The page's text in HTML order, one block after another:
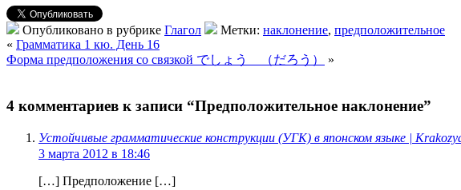
Опубликовано в рубрике Глагол Метки: наклонение, предположительное
« Грамматика 1 кю. День 16
Форма предположения со связкой でしょう （だろう）
»
4 комментариев к записи “Предположительное наклонение”
Устойчивые грамматические конструкции (УГК) в японском языке |
3 марта 2012 в 18:46
[…] Предположение […]